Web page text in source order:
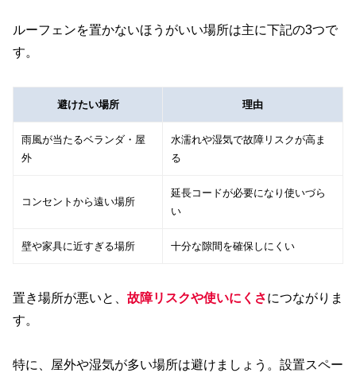
ルーフェンを置かないほうがいい場所は主に下記の3つで
す。
避けたい場所 理由
雨風が当たるベランダ・屋
外
水濡れや湿気で故障リスクが高ま
る
コンセントから遠い場所
延長コードが必要になり使いづら
い
壁や家具に近すぎる場所 十分な隙間を確保しにくい
置き場所が悪いと、 故障リスクや使いにくさにつながりま
す。
特に、屋外や湿気が多い場所は避けましょう。設置スペー